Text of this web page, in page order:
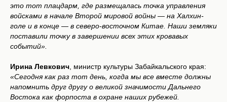
это тот плацдарм, где размещалась точка управления
войсками в начале Второй мировой войны — на Халхин-
голе и в конце — в северо-восточном Китае. Наши земляки
поставили точку в завершении всех этих кровавых
событий».
Ирина Левкович , министр культуры Забайкальского края:
«Сегодня как раз тот день, когда мы все вместе должны
напомнить друг другу о великой значимости Дальнего
Востока как форпоста в охране наших рубежей.